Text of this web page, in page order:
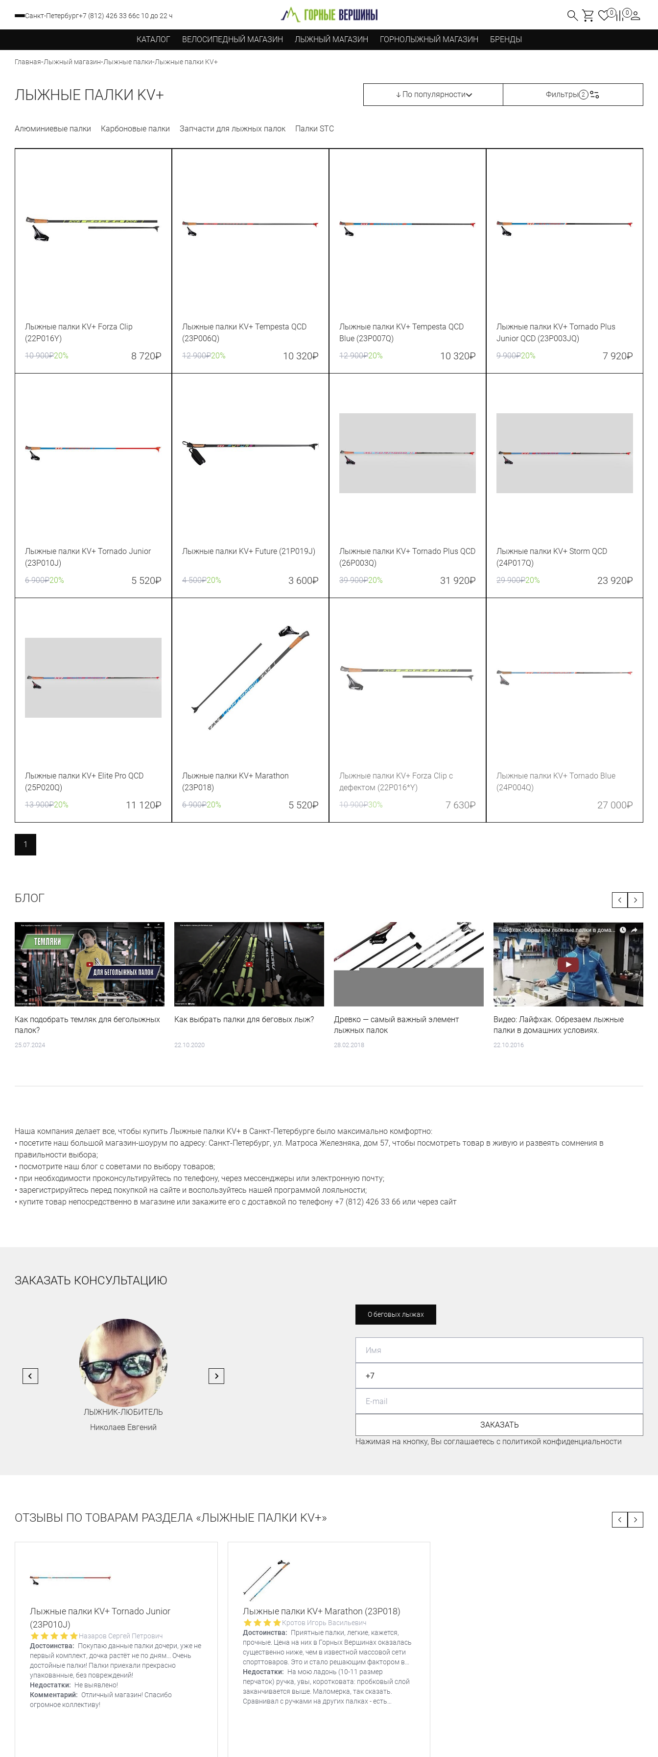
Санкт-Петербург+7 (812) 426 33 66с 10 до 22 ч 0 0
КАТАЛОГ ВЕЛОСИПЕДНЫЙ МАГАЗИН ЛЫЖНЫЙ МАГАЗИН ГОРНОЛЫЖНЫЙ МАГАЗИН БРЕНДЫ
Главная-Лыжный магазин-Лыжные палки-Лыжные палки KV+
ЛЫЖНЫЕ ПАЛКИ KV+ По популярности Фильтры 2
Алюминиевые палки Карбоновые палки Запчасти для лыжных палок Палки STC
Лыжные палки KV+ Forza Clip
(22P016Y)
10 900₽20% 8 720₽
Лыжные палки KV+ Tempesta QCD
(23P006Q)
12 900₽20% 10 320₽
Лыжные палки KV+ Tempesta QCD
Blue (23P007Q)
12 900₽20% 10 320₽
Лыжные палки KV+ Tornado Plus
Junior QCD (23P003JQ)
9 900₽20% 7 920₽
Лыжные палки KV+ Tornado Junior
(23P010J)
6 900₽20% 5 520₽
Лыжные палки KV+ Future (21P019J)
4 500₽20% 3 600₽
Лыжные палки KV+ Tornado Plus QCD
(26P003Q)
39 900₽20% 31 920₽
Лыжные палки KV+ Storm QCD
(24P017Q)
29 900₽20% 23 920₽
Лыжные палки KV+ Elite Pro QCD
(25P020Q)
13 900₽20% 11 120₽
Лыжные палки KV+ Marathon
(23P018)
6 900₽20% 5 520₽
Лыжные палки KV+ Forza Clip с
дефектом (22P016*Y)
10 900₽30% 7 630₽
Лыжные палки KV+ Tornado Blue
(24P004Q)
27 000₽
1
БЛОГ
Как подобрать темляк для беголыжных
палок?
25.07.2024
Как выбрать палки для беговых лыж?
22.10.2020
Древко — самый важный элемент
лыжных палок
28.02.2018
Видео: Лайфхак. Обрезаем лыжные
палки в домашних условиях.
22.10.2016
Наша компания делает все, чтобы купить Лыжные палки KV+ в Санкт-Петербурге было максимально комфортно:
• посетите наш большой магазин-шоурум по адресу: Санкт-Петербург, ул. Матроса Железняка, дом 57, чтобы посмотреть товар в живую и развеять сомнения в
правильности выбора;
• посмотрите наш блог с советами по выбору товаров;
• при необходимости проконсультируйтесь по телефону, через мессенджеры или электронную почту;
• зарегистрируйтесь перед покупкой на сайте и воспользуйтесь нашей программой лояльности;
• купите товар непосредственно в магазине или закажите его с доставкой по телефону +7 (812) 426 33 66 или через сайт
ЗАКАЗАТЬ КОНСУЛЬТАЦИЮ
О беговых лыжах
ЛЫЖНИК-ЛЮБИТЕЛЬ
Николаев Евгений
ЛЫЖНИК-ЛЮБИТЕЛЬ
ЛЫЖНИК-ЛЮБИТЕЛЬ
ЗАКАЗАТЬ
Нажимая на кнопку, Вы соглашаетесь с политикой конфиденциальности
ОТЗЫВЫ ПО ТОВАРАМ РАЗДЕЛА «ЛЫЖНЫЕ ПАЛКИ KV+»
Лыжные палки KV+ Tornado Junior
(23P010J)
Назаров Сергей Петрович
Достоинства:
первый комплект, дочка растёт не по дням... Очень
достойные палки! Палки приехали прекрасно
упакованные, без повреждений!
Недостатки: Не выявлено!
Комментарий:
огромное коллективу!
Лыжные палки KV+ Marathon (23P018)
Кротов Игорь Васильевич
Достоинства:
прочные. Цена на них в Горных Вершинах оказалась
существенно ниже, чем в известной массовой сети
спорттоваров. Это и стало решающим фактором в
пользу приобретения именно здесь.
Недостатки:
перчаток) ручка, увы, коротковата: пробковый слой
заканчивается выше. Маломерка, так сказать.
Сравнивал с ручками на других палках - есть